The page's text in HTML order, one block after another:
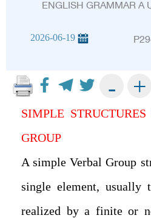
ENGLISH GRAMMAR A
2026-06-19
+
-
SIMPLE
GROUP
A simple Verbal Group
single element, usually
realized by a finite or